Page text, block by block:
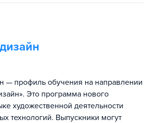
— профиль обучения на направлении
Это программа нового
художественной деятельности
технологий. Выпускники могут